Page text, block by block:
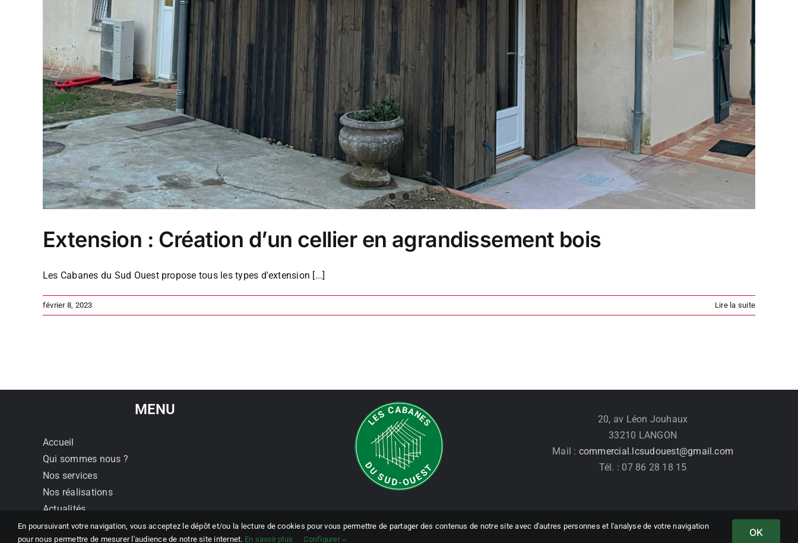
Extension : Création d’un cellier en agrandissement bois
Les Cabanes du Sud Ouest propose tous les types d'extension [...]
février 8, 2023 Lire la suite
MENU
Accueil
Qui sommes nous ?
Nos services
Nos réalisations
Actualités
Contact
20, av Léon Jouhaux
33210 LANGON
Mail : commercial.lcsudouest@gmail.com
Tél. : 07 86 28 18 15
En poursuivant votre navigation, vous acceptez le dépôt et/ou la lecture de cookies pour vous permettre de partager des contenus de notre site avec d'autres personnes et l'analyse de votre navigation
pour nous permettre de mesurer l'audience de notre site internet. En savoir plus Configurer
OK